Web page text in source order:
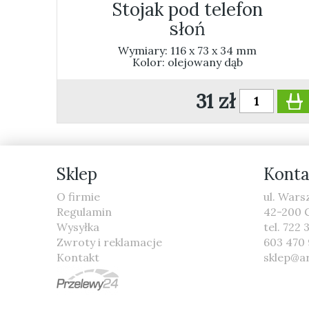
Stojak pod telefon
słoń
Wymiary: 116 x 73 x 34 mm
Kolor: olejowany dąb
31 zł
Sklep
O firmie
Regulamin
Wysyłka
Zwroty i reklamacje
Kontakt
ul.
42-200
tel. 722
603 470